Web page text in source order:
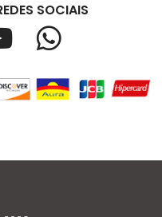
SOCIAIS